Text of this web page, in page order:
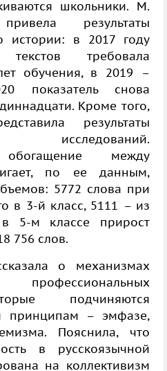
школьники. М.
результаты
истории: в 2017 году
текстов требовала
обучения, в 2019 –
показатель снова
Кроме того,
результаты
исследований.
обогащение между
по ее данным,
5772 слова при
в 3-й класс, 5111 – из
5-м классе прирост
756 слов.
о механизмах
подчиняются
принципам – эмфазе,
Пояснила, что
в русскоязычной
на коллективизм